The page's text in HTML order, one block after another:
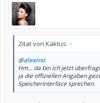
Zitat von Kaktus: ↑
@alexirsi
Hm... da bin ich jetzt
ja die offiziellen Angaben
Speicherinterface sprechen.